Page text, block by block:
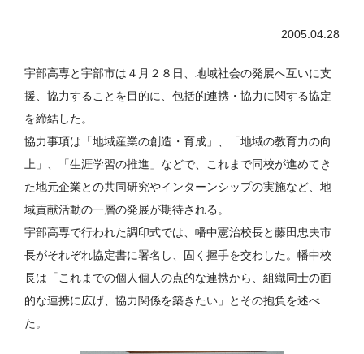
2005.04.28
宇部高専と宇部市は４月２８日、地域社会の発展へ互いに支
援、協力することを目的に、包括的連携・協力に関する協定
を締結した。
協力事項は「地域産業の創造・育成」、「地域の教育力の向
上」、「生涯学習の推進」などで、これまで同校が進めてき
た地元企業との共同研究やインターンシップの実施など、地
域貢献活動の一層の発展が期待される。
宇部高専で行われた調印式では、幡中憲治校長と藤田忠夫市
長がそれぞれ協定書に署名し、固く握手を交わした。幡中校
長は「これまでの個人個人の点的な連携から、組織同士の面
的な連携に広げ、協力関係を築きたい」とその抱負を述べ
た。